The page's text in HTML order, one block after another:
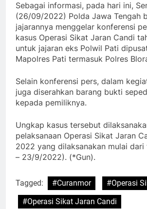
Sebagai informasi, pada hari ini,
(26/09/2022) Polda Jawa Tengah
jajarannya menggelar konferensi
kasus Operasi Sikat Jaran Candi
untuk jajaran eks Polwil Pati
Mapolres Pati termasuk Polres
Selain konferensi pers, dalam
juga diserahkan barang bukti
kepada pemiliknya.
Ungkap kasus tersebut
pelaksanaan Operasi Sikat Jaran
2022 yang dilaksanakan mulai
– 23/9/2022). (*Gun).
Tagged: #Curanmor
#Operasi
#Operasi Sikat Jaran Candi